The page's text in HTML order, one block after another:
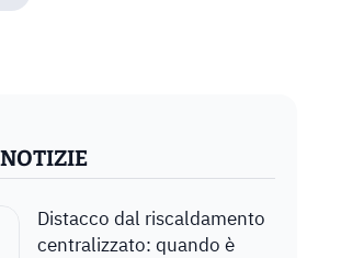
Distacco dal riscaldamento
centralizzato: quando è